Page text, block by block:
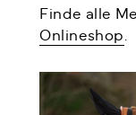
Finde alle
Onlineshop.